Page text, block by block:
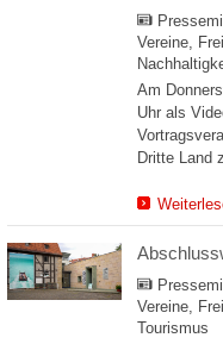
Vereine,
Am
Uhr als
Dritte Land
Vereine,
Tourismus